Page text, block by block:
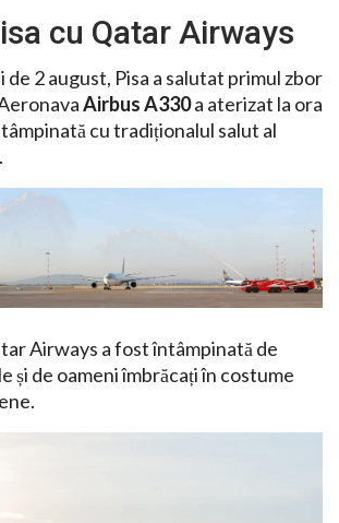
cu Qatar Airways
de 2 august, Pisa a salutat primul zbor
Airbus A330a aterizat la ora
cu tradiționalul salut al
Airways a fost întâmpinată de
și de oameni îmbrăcați în costume